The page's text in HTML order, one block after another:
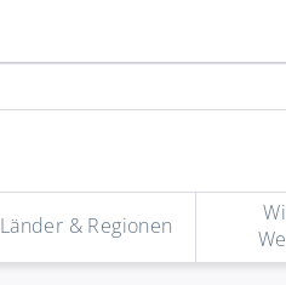
Länder & Regionen